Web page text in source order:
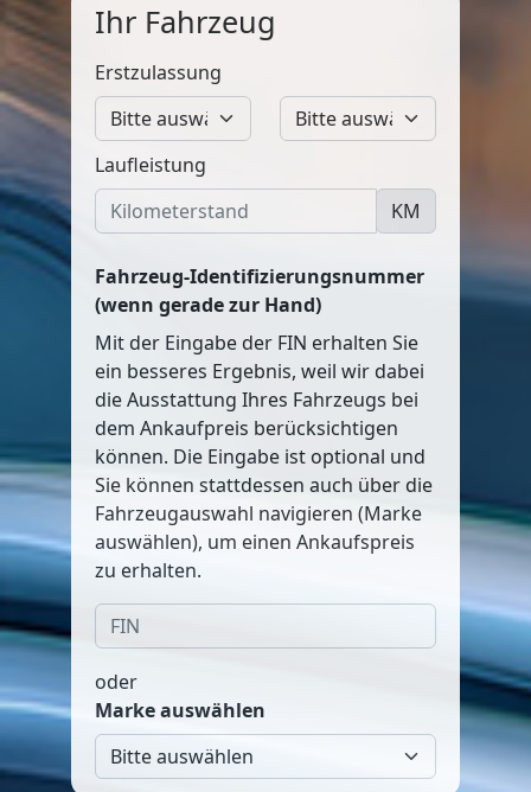
Ihr Fahrzeug
Erstzulassung
Laufleistung
KM
Fahrzeug-Identifizierungsnummer
(wenn gerade zur Hand)
Mit der Eingabe der FIN erhalten Sie
ein besseres Ergebnis, weil wir dabei
die Ausstattung Ihres Fahrzeugs bei
dem Ankaufpreis berücksichtigen
können. Die Eingabe ist optional und
Sie können stattdessen auch über die
Fahrzeugauswahl navigieren (Marke
auswählen), um einen Ankaufspreis
zu erhalten.
oder
Marke auswählen